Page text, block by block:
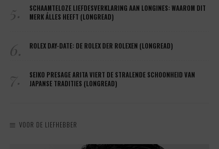
5.
SCHAAMTELOZE LIEFDESVERKLARING AAN LONGINES: WAAROM DIT
MERK ÁLLES HEEFT (LONGREAD)
6. ROLEX DAY-DATE: DE ROLEX DER ROLEXEN (LONGREAD)
7.
SEIKO PRESAGE ARITA VIERT DE STRALENDE SCHOONHEID VAN
JAPANSE TRADITIES (LONGREAD)
VOOR DE LIEFHEBBER